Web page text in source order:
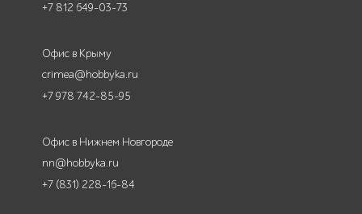
+7 812 649-03-73
Офис в Крыму
crimea@hobbyka.ru
+7 978 742-85-95
Офис в Нижнем Новгороде
nn@hobbyka.ru
+7 (831) 228-16-84